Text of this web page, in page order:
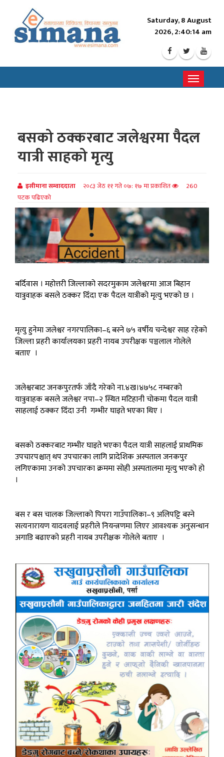
Saturday, 8 August
2026, 2:40:15 am
Toggle
बसको ठक्करबाट जलेश्वरमा पैदल
यात्री साहको मृत्यु
इसीमाना सम्वाददाता २०८३ जेठ ११ गते ०७: १७ मा प्रकाशित
260
पटक पढिएको
बर्दिवास । महोत्तरी जिल्लाको सदरमुकाम जलेश्वरमा आज बिहान
यात्रुवाहक बसले ठक्कर दिँदा एक पैदल यात्रीको मृत्यु भएको छ ।
मृत्यु हुनेमा जलेश्वर नगरपालिका–६ बस्ने ७५ वर्षीय चन्देश्वर साह रहेको
जिल्ला प्रहरी कार्यालयका प्रहरी नायब उपरीक्षक पञ्चलाल गोलेले
बताए ।
जलेश्वरबाट जनकपुरतर्फ जाँदै गरेको ना.४ख।४७५८ नम्बरको
यात्रुवाहक बसले जलेश्वर नपा–२ स्थित मटिहानी चोकमा पैदल यात्री
साहलाई ठक्कर दिँदा उनी गम्भीर घाइते भएका थिए ।
बसको ठक्करबाट गम्भीर घाइते भएका पैदल यात्री साहलाई प्राथमिक
उपचारपश्चात् थप उपचारका लागि प्रादेशिक अस्पताल जनकपुर
लगिएकामा उनको उपचारका क्रममा सोही अस्पतालमा मृत्यु भएको हो
।
बस र बस चालक जिल्लाको पिपरा गाउँपालिका–९ अलिपट्टि बस्ने
सत्यनारायण यादवलाई प्रहरीले नियन्त्रणमा लिएर आवश्यक अनुसन्धान
अगाडि बढाएको प्रहरी नायब उपरीक्षक गोलेले बताए ।